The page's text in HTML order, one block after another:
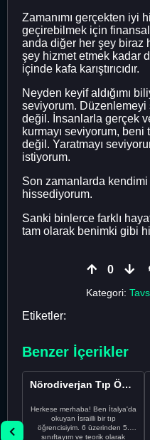
Zamanımı gerçekten iyi
geçirebilmek için
anda diğer her şey biraz
şey hizmet etmek kadar
içinde kafa karıştırıcıdır.
Neyden keyif aldığımı
seviyorum.
değil. İnsanlarla gerçek
kurmayı seviyorum,
değil. Yaratmayı
istiyorum.
Son zamanlarda
hissediyorum.
Sanki binlerce farklı
tam olarak benimki gibi
0
Kategori:
Etiketler:
Benzer İçerikler
Nörodiverjan Tıp Öğrencisi Yeni Bir Yol Arıyor
Herkese merhaba! Ben İtalya'da
okuyan İsrailli bir tıp
öğrencisiyim. 6 üzerinden 5.
sınıftayım ve teorik olarak